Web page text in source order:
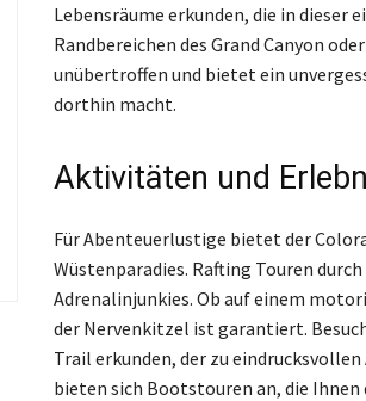
Lebensräume erkunden, die in dieser
Randbereichen des Grand Canyon
unübertroffen und bietet ein
dorthin macht.
Aktivitäten und
Für Abenteuerlustige bietet der
Wüstenparadies. Rafting Touren
Adrenalinjunkies. Ob auf einem
der Nervenkitzel ist garantiert.
Trail erkunden, der zu
bieten sich Bootstouren an, die Ihnen